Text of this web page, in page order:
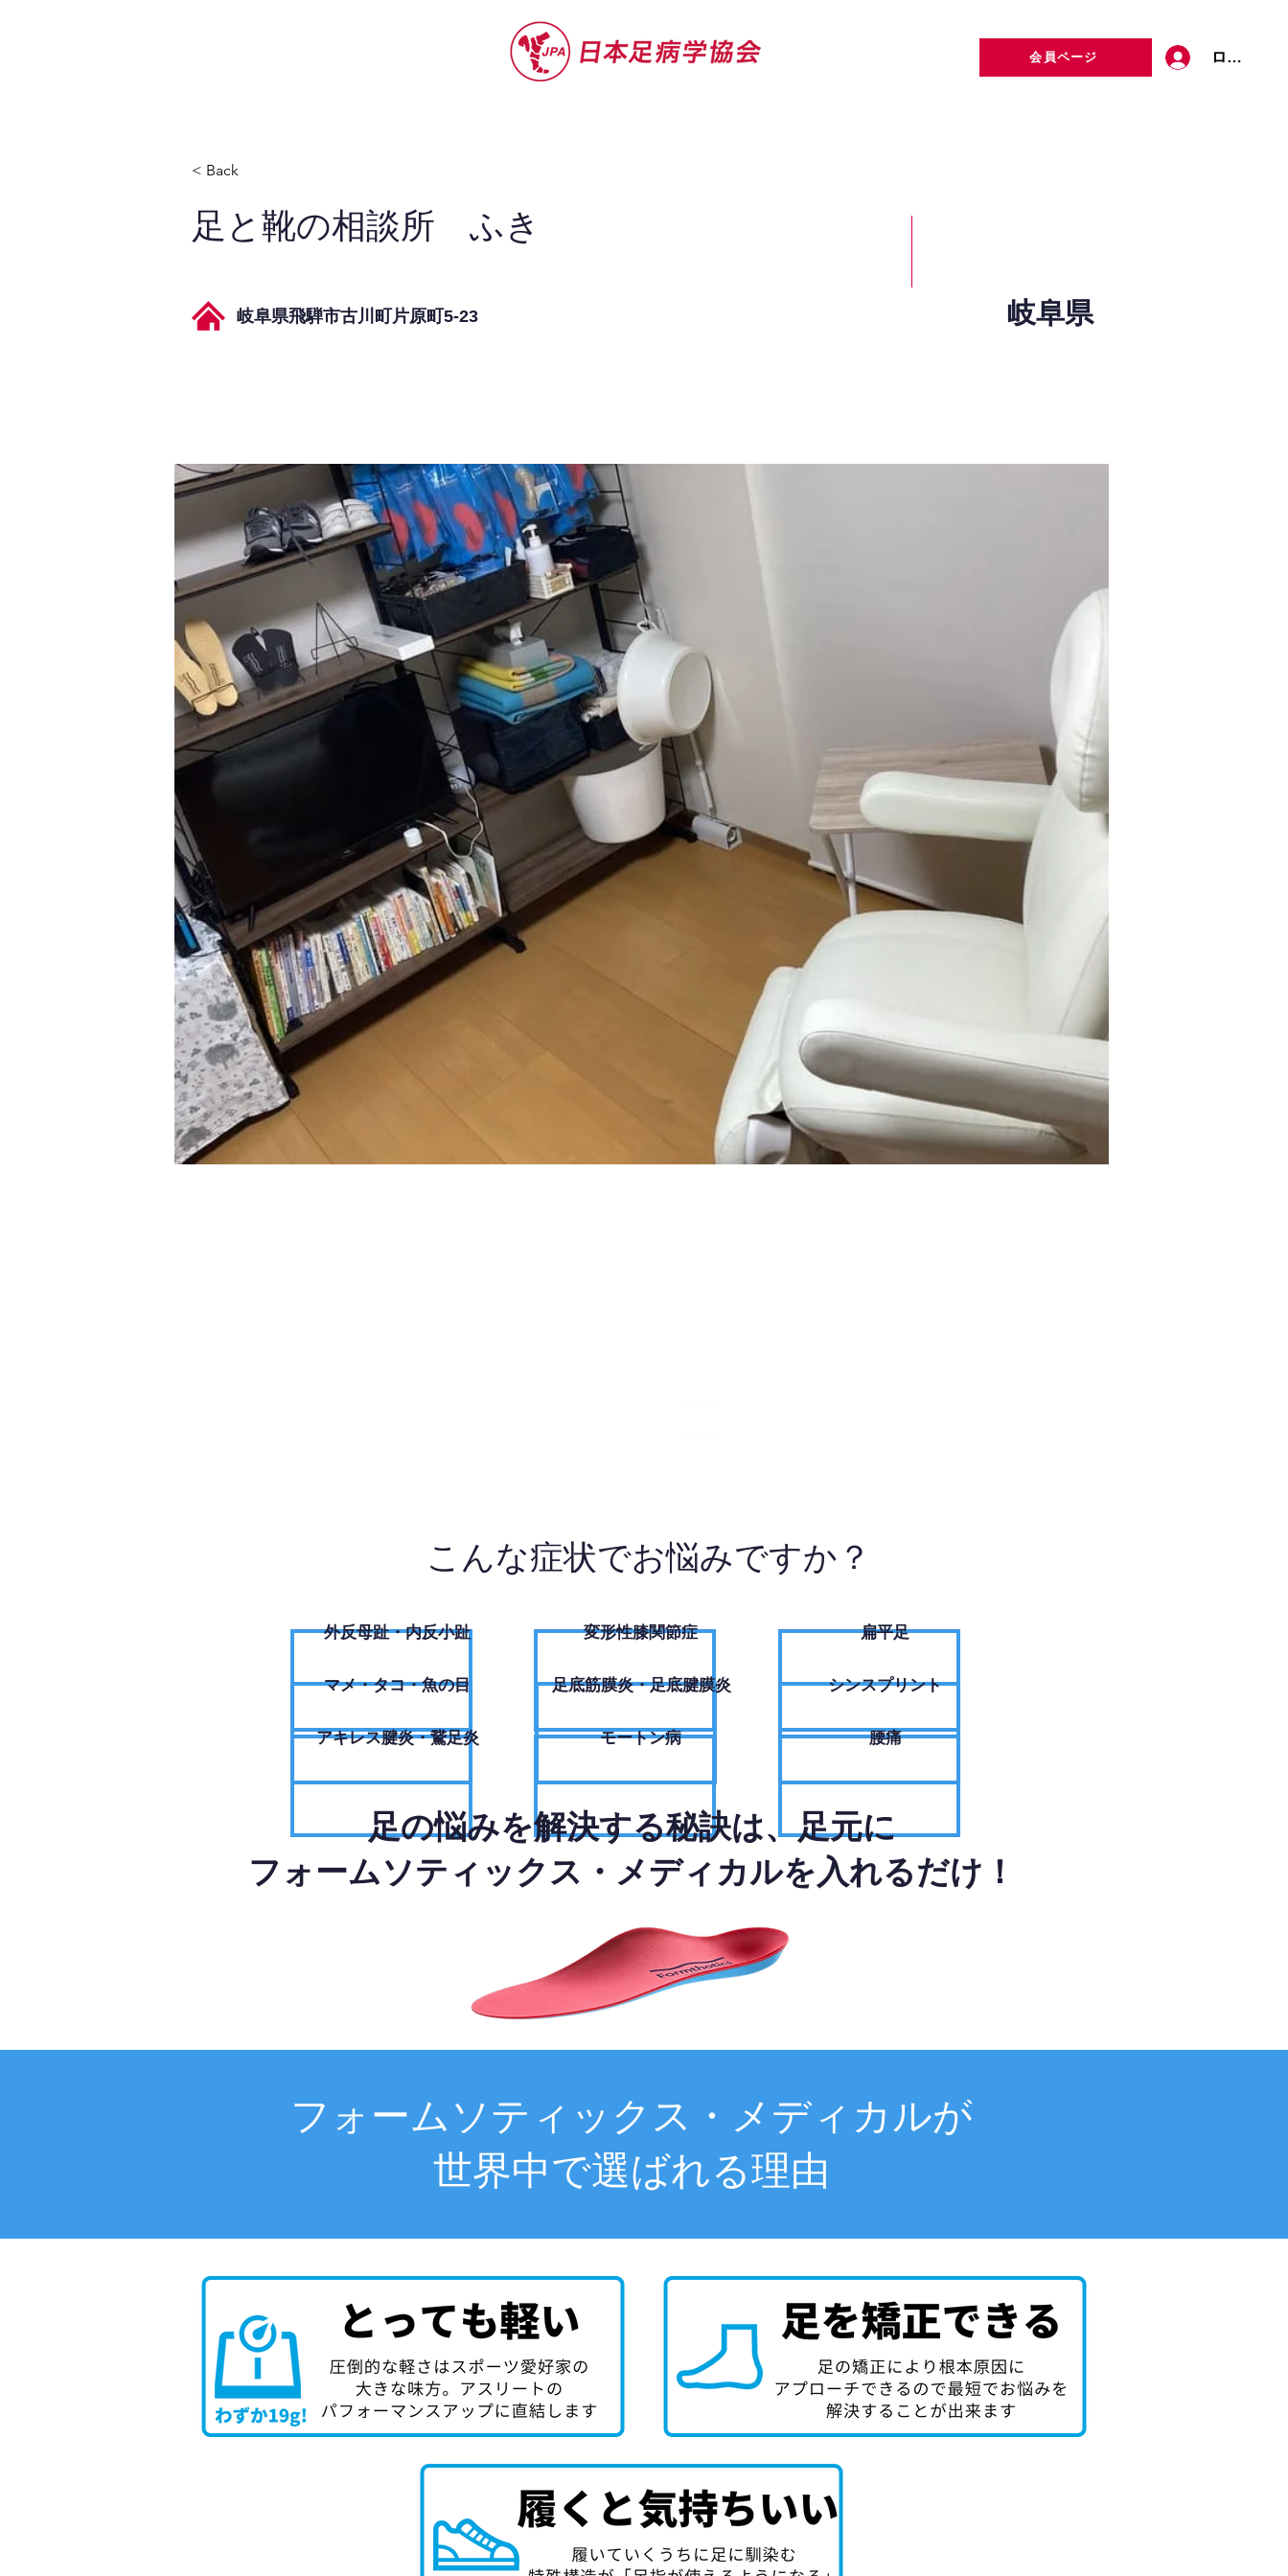
会員ページ ログイン
< Back
足と靴の相談所 ふき
岐阜県飛騨市古川町片原町5-23 岐阜県
こんな症状でお悩みですか？
外反母趾・内反小趾
​マメ・タコ・魚の目
アキレス腱炎・鵞足炎
変形性膝関節症
足底筋膜炎・足底腱膜炎
モートン病
扁平足
シンスプリント
腰痛
足の悩みを解決する秘訣は、足元に
フォームソティックス・メディカルを入れるだけ！
フォームソティックス・メディカルが
世界中で選ばれる理由